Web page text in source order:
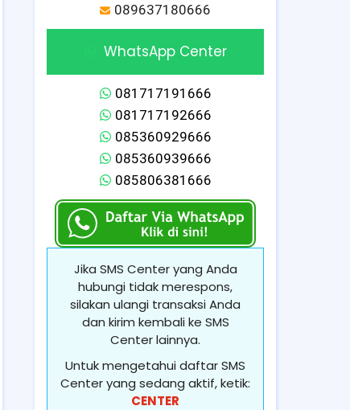
089637180666
WhatsApp Center
081717191666
081717192666
085360929666
085360939666
085806381666
Jika SMS Center yang Anda
hubungi tidak merespons,
silakan ulangi transaksi Anda
dan kirim kembali ke SMS
Center lainnya.
Untuk mengetahui daftar SMS
Center yang sedang aktif, ketik:
CENTER